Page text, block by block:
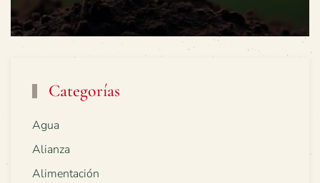
Categorías
Agua
Alianza
Alimentación